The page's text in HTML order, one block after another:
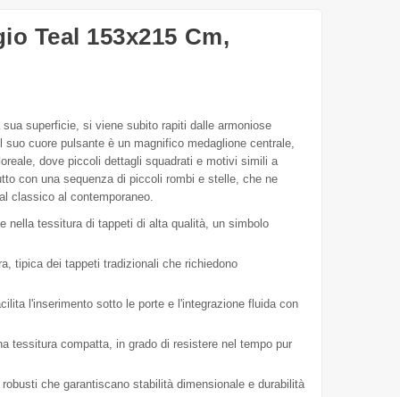
Teal 153x215 Cm,
superficie, si viene subito rapiti dalle armoniose
cuore pulsante è un magnifico medaglione centrale,
dove piccoli dettagli squadrati e motivi simili a
con una sequenza di piccoli rombi e stelle, che ne
classico al contemporaneo.
nella tessitura di tappeti di alta qualità, un simbolo
tipica dei tappeti tradizionali che richiedono
l'inserimento sotto le porte e l'integrazione fluida con
tessitura compatta, in grado di resistere nel tempo pur
che garantiscano stabilità dimensionale e durabilità